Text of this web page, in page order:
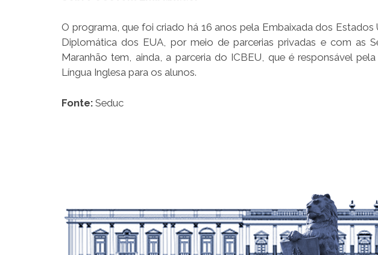
O programa, que foi criado há 16 anos pela Embaixada dos
Diplomática dos EUA, por meio de parcerias privadas e com as
Maranhão tem, ainda, a parceria do ICBEU, que é responsável
Língua Inglesa para os alunos.
Fonte: Seduc